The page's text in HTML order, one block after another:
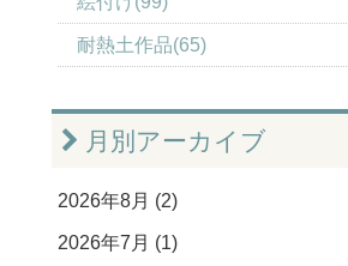
耐熱土作品(65)
月別アーカイブ
2026年8月 (2)
2026年7月 (1)